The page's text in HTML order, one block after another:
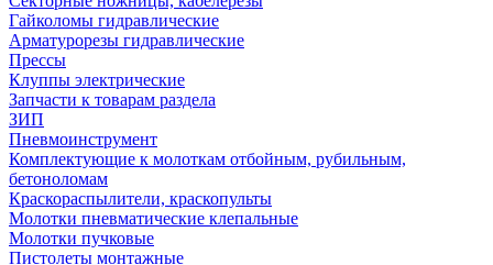
Гайколомы гидравлические
Арматурорезы гидравлические
Прессы
Клуппы электрические
Запчасти к товарам раздела
ЗИП
Пневмоинструмент
Комплектующие к молоткам отбойным, рубильным,
бетоноломам
Краскораспылители, краскопульты
Молотки пневматические клепальные
Молотки пучковые
Пистолеты монтажные